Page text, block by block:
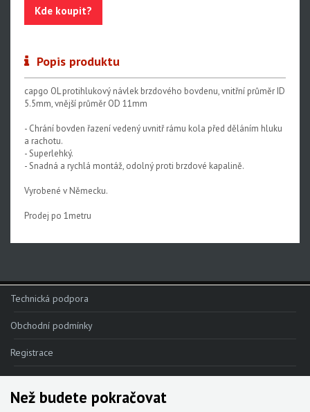
Kde koupit?
Popis produktu
capgo OL protihlukový návlek brzdového bovdenu, vnitřní průměr ID
5.5mm, vnější průměr OD 11mm
- Chrání bovden řazení vedený uvnitř rámu kola před děláním hluku
a rachotu.
- Superlehký.
- Snadná a rychlá montáž, odolný proti brzdové kapalině.
Vyrobené v Německu.
Prodej po 1metru
Technická podpora
Obchodní podmínky
Registrace
Reklamace
Kde nakoupit
Než budete pokračovat